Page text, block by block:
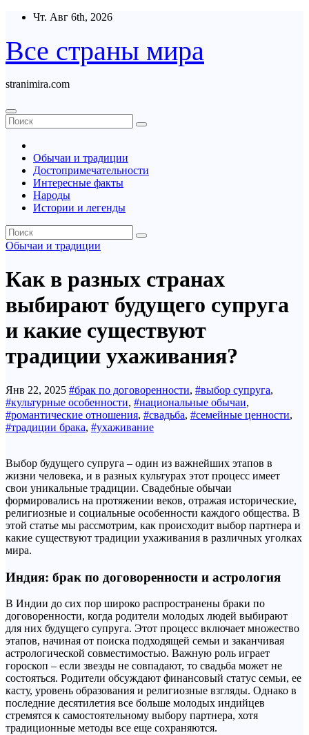
Перейти
содержимому
Чт. Авг 6th, 2026
Все страны мира
stranimira.com
Обычаи и традиции
Достопримечательности
Интересные факты
Народы
Истории и легенды
Обычаи и традиции
Как в разных странах
выбирают будущего супруга
и какие существуют
традиции ухаживания?
Янв 22, 2025 #брак по договоренности, #выбор супруга,
#культурные особенности, #национальные обычаи,
#романтические отношения, #свадьба, #семейные ценности,
#традиции брака, #ухаживание
Выбор будущего супруга – один из важнейших этапов в
жизни человека, и в разных культурах этот процесс имеет
свои уникальные традиции. Свадебные обычаи
формировались на протяжении веков, отражая исторические,
религиозные и социальные особенности каждого общества. В
этой статье мы рассмотрим, как происходит выбор партнера и
какие существуют традиции ухаживания в различных уголках
мира.
Индия: брак по договоренности и астрология
В Индии до сих пор широко распространены браки по
договоренности, когда родители молодых людей выбирают
для них будущего супруга. Этот процесс включает множество
этапов, начиная от поиска подходящей семьи и заканчивая
астрологической совместимостью. Важную роль играет
гороскоп – если звезды не совпадают, то свадьба может не
состояться. Родители обсуждают финансовый статус семьи, ее
касту, уровень образования и религиозные взгляды. Однако в
последние десятилетия все больше молодых индийцев
стремятся к самостоятельному выбору партнера, хотя
традиционные методы все еще сохраняются.